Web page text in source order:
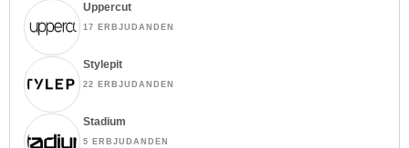
Uppercut
17 ERBJUDANDEN
Stylepit
22 ERBJUDANDEN
Stadium
5 ERBJUDANDEN